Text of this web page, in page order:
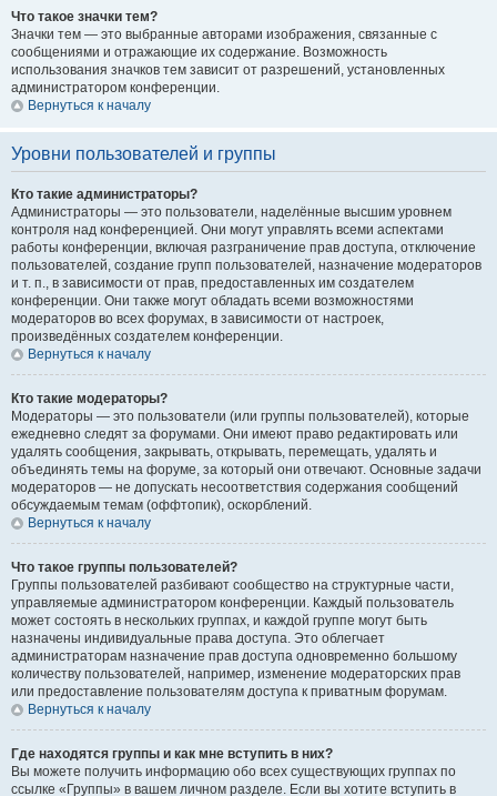
Что такое значки тем?
Значки тем — это выбранные авторами изображения, связанные с
сообщениями и отражающие их содержание. Возможность
использования значков тем зависит от разрешений, установленных
администратором конференции.
Вернуться к началу
Уровни пользователей и группы
Кто такие администраторы?
Администраторы — это пользователи, наделённые высшим уровнем
контроля над конференцией. Они могут управлять всеми аспектами
работы конференции, включая разграничение прав доступа, отключение
пользователей, создание групп пользователей, назначение модераторов
и т. п., в зависимости от прав, предоставленных им создателем
конференции. Они также могут обладать всеми возможностями
модераторов во всех форумах, в зависимости от настроек,
произведённых создателем конференции.
Вернуться к началу
Кто такие модераторы?
Модераторы — это пользователи (или группы пользователей), которые
ежедневно следят за форумами. Они имеют право редактировать или
удалять сообщения, закрывать, открывать, перемещать, удалять и
объединять темы на форуме, за который они отвечают. Основные задачи
модераторов — не допускать несоответствия содержания сообщений
обсуждаемым темам (оффтопик), оскорблений.
Вернуться к началу
Что такое группы пользователей?
Группы пользователей разбивают сообщество на структурные части,
управляемые администратором конференции. Каждый пользователь
может состоять в нескольких группах, и каждой группе могут быть
назначены индивидуальные права доступа. Это облегчает
администраторам назначение прав доступа одновременно большому
количеству пользователей, например, изменение модераторских прав
или предоставление пользователям доступа к приватным форумам.
Вернуться к началу
Где находятся группы и как мне вступить в них?
Вы можете получить информацию обо всех существующих группах по
ссылке «Группы» в вашем личном разделе. Если вы хотите вступить в